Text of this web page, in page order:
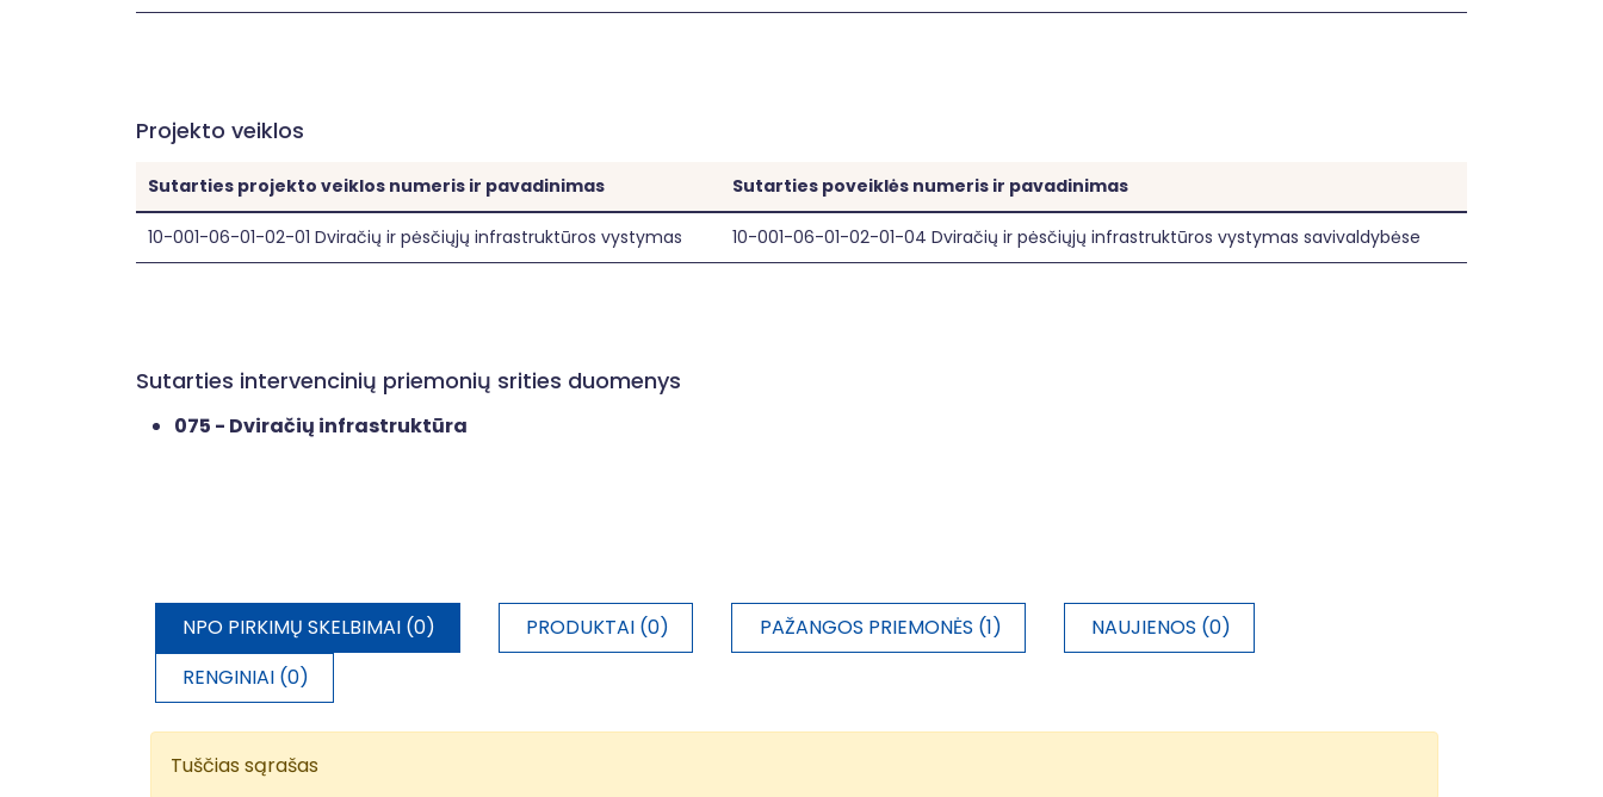
Projekto veiklos
Sutarties projekto veiklos numeris ir pavadinimas Sutarties poveiklės numeris ir pavadinimas
10-001-06-01-02-01 Dviračių ir pėsčiųjų infrastruktūros vystymas 10-001-06-01-02-01-04 Dviračių ir pėsčiųjų infrastruktūros vystymas savivaldybėse
Sutarties intervencinių priemonių srities duomenys
075 - Dviračių infrastruktūra
NPO PIRKIMŲ SKELBIMAI (0) PRODUKTAI (0) PAŽANGOS PRIEMONĖS (1)
NAUJIENOS (0)
RENGINIAI (0)
Tuščias sąrašas